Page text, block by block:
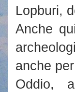
Lopburi,
Anche
anche
Oddio,